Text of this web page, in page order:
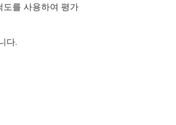
를 사용하여 평가
다.